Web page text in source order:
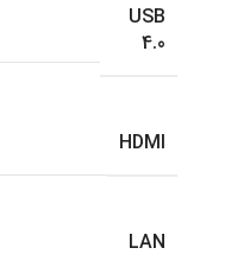
USB
4.0
HDMI
LAN